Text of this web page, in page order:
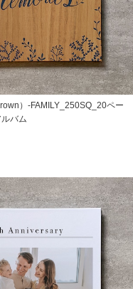
）-FAMILY_250SQ_20ペー
バム